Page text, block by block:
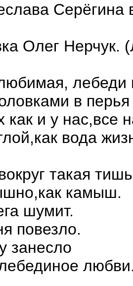
Олег Нерчук.
лебеди
в
как и у нас,все
вода
такая
камыш.
шумит.
повезло.
занесло